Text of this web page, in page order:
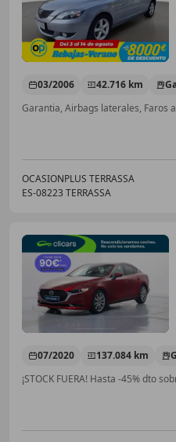
03/2006 42.716 km
OCASIONPLUS TERRASSA
ES-08223 TERRASSA
07/2020 137.084 km
¡STOCK FUERA! Hasta -45% dto